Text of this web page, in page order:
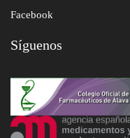
Facebook
Síguenos